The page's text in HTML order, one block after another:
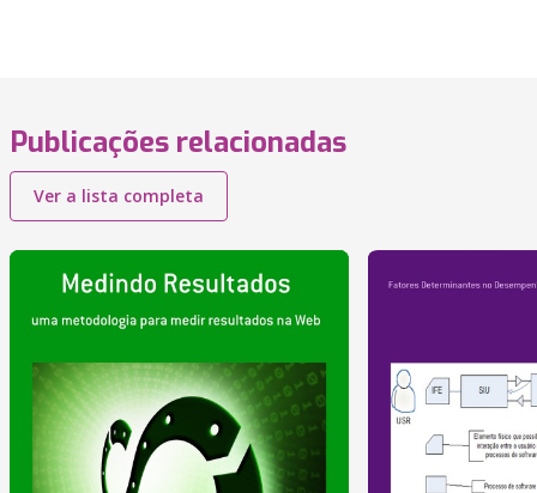
Publicações relacionadas
Ver a lista completa